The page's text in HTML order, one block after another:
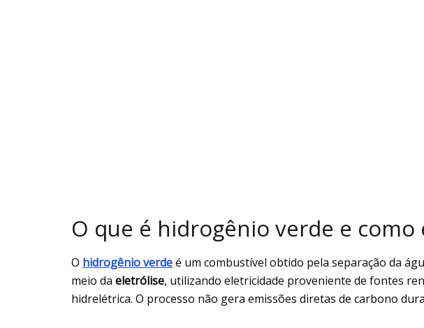
O que é hidrogênio verde e como
O hidrogênio verdeé um combustível obtido pela separação da
meio da eletrólise, utilizando eletricidade proveniente de fontes
hidrelétrica. O processo não gera emissões diretas de carbono